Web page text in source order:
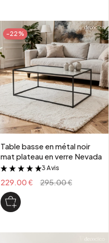
-22%
Table basse en métal noir
mat plateau en verre Nevada
&
3 Avis
229.00 € 295.00 €